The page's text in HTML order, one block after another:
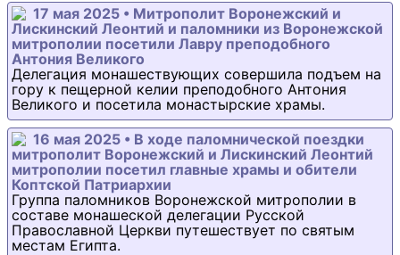
17 мая 2025 • Митрополит Воронежский и
Лискинский Леонтий и паломники из Воронежской
митрополии посетили Лавру преподобного
Антония Великого
Делегация монашествующих совершила подъем на
гору к пещерной келии преподобного Антония
Великого и посетила монастырские храмы.
16 мая 2025 • В ходе паломнической поездки
митрополит Воронежский и Лискинский Леонтий
митрополии посетил главные храмы и обители
Коптской Патриархии
Группа паломников Воронежской митрополии в
составе монашеской делегации Русской
Православной Церкви путешествует по святым
местам Египта.